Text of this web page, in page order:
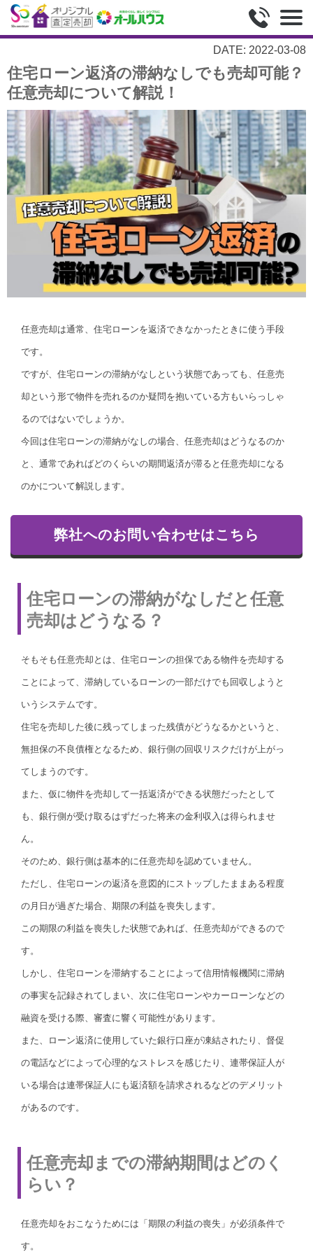
DATE: 2022-03-08
住宅ローン返済の滞納なしでも売却可能？
任意売却について解説！
任意売却は通常、住宅ローンを返済できなかったときに使う手段
です。
ですが、住宅ローンの滞納がなしという状態であっても、任意売
却という形で物件を売れるのか疑問を抱いている方もいらっしゃ
るのではないでしょうか。
今回は住宅ローンの滞納がなしの場合、任意売却はどうなるのか
と、通常であればどのくらいの期間返済が滞ると任意売却になる
のかについて解説します。
弊社へのお問い合わせはこちら
住宅ローンの滞納がなしだと任意
売却はどうなる？
そもそも任意売却とは、住宅ローンの担保である物件を売却する
ことによって、滞納しているローンの一部だけでも回収しようと
いうシステムです。
住宅を売却した後に残ってしまった残債がどうなるかというと、
無担保の不良債権となるため、銀行側の回収リスクだけが上がっ
てしまうのです。
また、仮に物件を売却して一括返済ができる状態だったとして
も、銀行側が受け取るはずだった将来の金利収入は得られませ
ん。
そのため、銀行側は基本的に任意売却を認めていません。
ただし、住宅ローンの返済を意図的にストップしたままある程度
の月日が過ぎた場合、期限の利益を喪失します。
この期限の利益を喪失した状態であれば、任意売却ができるので
す。
しかし、住宅ローンを滞納することによって信用情報機関に滞納
の事実を記録されてしまい、次に住宅ローンやカーローンなどの
融資を受ける際、審査に響く可能性があります。
また、ローン返済に使用していた銀行口座が凍結されたり、督促
の電話などによって心理的なストレスを感じたり、連帯保証人が
いる場合は連帯保証人にも返済額を請求されるなどのデメリット
があるのです。
任意売却までの滞納期間はどのく
らい？
任意売却をおこなうためには「期限の利益の喪失」が必須条件で
す。